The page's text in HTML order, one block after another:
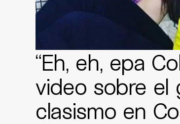
“Eh, eh, epa
video sobre el
clasismo en